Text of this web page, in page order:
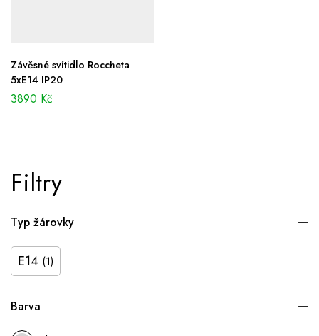
Filtry
Typ žárovky
E14 (1)
Barva
Závěsné svítidlo Roccheta
5xE14 IP20
3890 Kč